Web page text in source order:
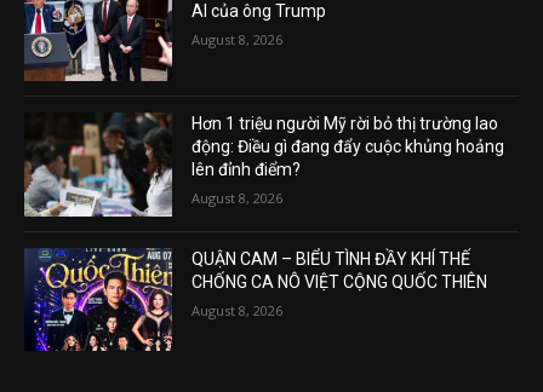
AI của ông Trump
August 8, 2026
Hơn 1 triệu người Mỹ rời bỏ thị trường lao
động: Điều gì đang đẩy cuộc khủng hoảng
lên đỉnh điểm?
August 8, 2026
QUẬN CAM – BIỂU TÌNH ĐẦY KHÍ THẾ
CHỐNG CA NÔ VIỆT CỘNG QUỐC THIÊN
August 8, 2026